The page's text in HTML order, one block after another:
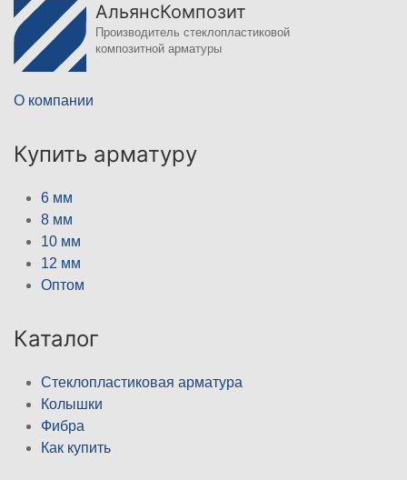
АльянсКомпозит
Производитель стеклопластиковой
композитной арматуры
О компании
Купить арматуру
6 мм
8 мм
10 мм
12 мм
Оптом
Каталог
Стеклопластиковая арматура
Колышки
Фибра
Как купить